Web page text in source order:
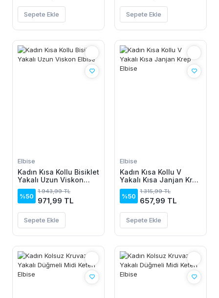
Sepete Ekle Sepete Ekle
Elbise
Kadın Kısa Kollu Bisiklet
Yakalı Uzun Viskon
Elbise
%50
1.943,99 TL
971,99 TL
Sepete Ekle
Elbise
Kadın Kısa Kollu V
Yakalı Kısa Janjan Krep
Elbise
%50
1.315,99 TL
657,99 TL
Sepete Ekle